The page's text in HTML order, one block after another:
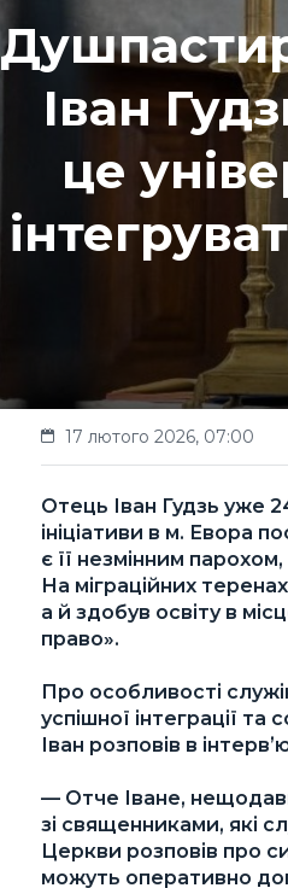
Душпастир
Іван
це
17 лютого 2026, 07:00
Отець Іван Гудзь уже
ініціативи в м. Евора
є її незмінним
На міграційних
а й здобув освіту в
право».
Про особливості
успішної інтеграції
Іван розповів в
— Отче Іване,
зі священниками, які
Церкви розповів про
можуть оперативно